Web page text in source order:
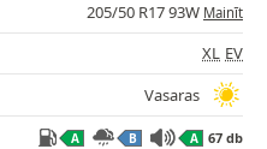
205/50 R17 93W Mainīt
XL EV
Vasaras
A B A 67 db